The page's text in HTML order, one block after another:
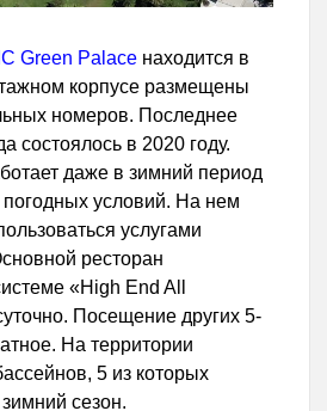
IC Green Palace находится в
корпусе размещены
номеров. Последнее
состоялось в 2020 году.
даже в зимний период
погодных условий. На нем
услугами
ресторан
«High End All
Посещение других 5-
На территории
5 из которых
сезон.